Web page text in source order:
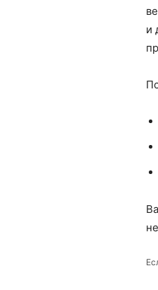
и